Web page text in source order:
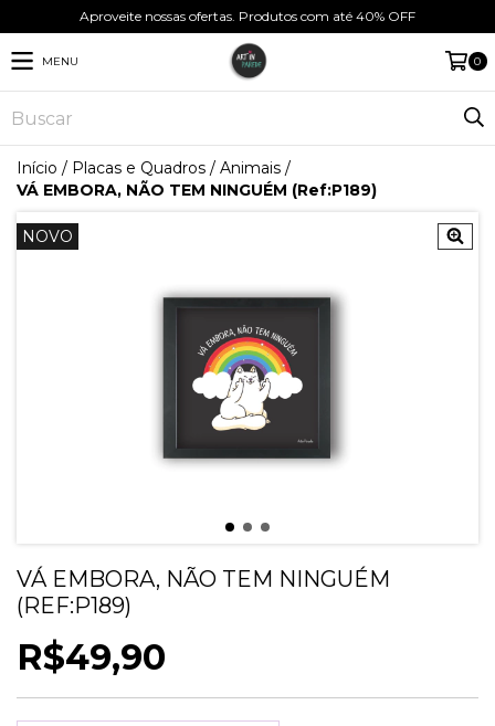
Aproveite nossas ofertas. Produtos com até 40% OFF
MENU 0
Início / Placas e Quadros / Animais /
VÁ EMBORA, NÃO TEM NINGUÉM (Ref:P189)
NOVO
VÁ EMBORA, NÃO TEM NINGUÉM
(REF:P189)
R$49,90